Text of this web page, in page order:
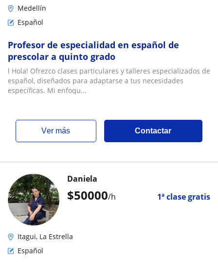
Medellín
Español
Profesor de especialidad en español de
prescolar a quinto grado
l Hola! Ofrezco clases particulares y talleres especializados de
español, diseñados para adaptarse a tus necesidades
específicas. Mi enfoqu...
ver más Contactar
$50000/h 1ª clase gratis
Daniela
Itagui, La Estrella
Español